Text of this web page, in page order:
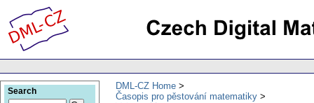
DML-CZ Home
Časopis pro pěstování matematiky
Search